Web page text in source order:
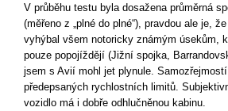
V průběhu testu byla dosažena průměrná
(měřeno z „plné do plné“), pravdou ale je,
vyhýbal všem notoricky známým úsekům,
pouze popojíždějí (Jižní spojka,
jsem s Avií mohl jet plynule.
předepsaných rychlostních limitů.
vozidlo má i dobře odhlučněnou kabinu.